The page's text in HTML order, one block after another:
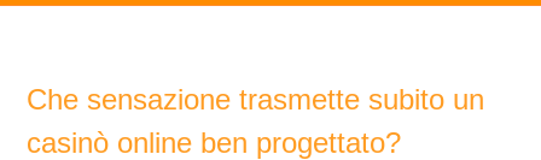
Che sensazione trasmette subito un
casinò online ben progettato?